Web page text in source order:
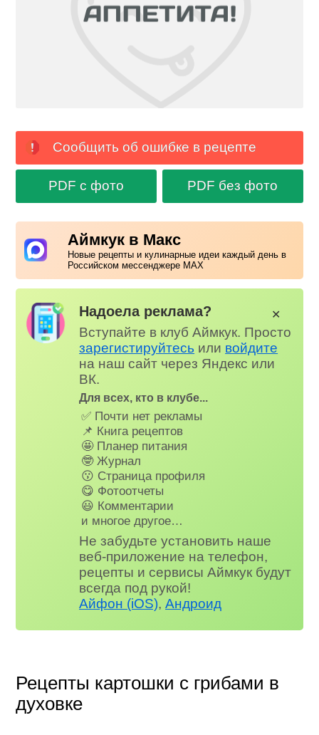
Сообщить об ошибке в рецепте
PDF с фото PDF без фото
Аймкук в Макс
Новые рецепты и кулинарные идеи каждый день в
Российском мессенджере MAX
Надоела реклама?
Вступайте в клуб Аймкук. Просто
зарегистируйтесь или войдите
на наш сайт через Яндекс или
ВК.
Для всех, кто в клубе...
✅ Почти нет рекламы
📌 Книга рецептов
🤩 Планер питания
🤓 Журнал
😗 Страница профиля
😋 Фотоотчеты
😃 Комментарии
и многое другое…
Не забудьте установить наше
веб-приложение на телефон,
рецепты и сервисы Аймкук будут
всегда под рукой!
Айфон (iOS),Андроид
✕
Рецепты картошки с грибами в
духовке